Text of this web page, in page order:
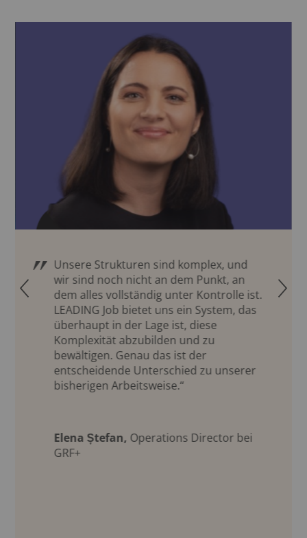
Unsere Strukturen sind komplex, und
wir sind noch nicht an dem Punkt, an
dem alles vollständig unter Kontrolle ist.
LEADING Job bietet uns ein System, das
überhaupt in der Lage ist, diese
Komplexität abzubilden und zu
bewältigen. Genau das ist der
entscheidende Unterschied zu unserer
bisherigen Arbeitsweise.“
Elena Ștefan, Operations Director bei
GRF+
Q R